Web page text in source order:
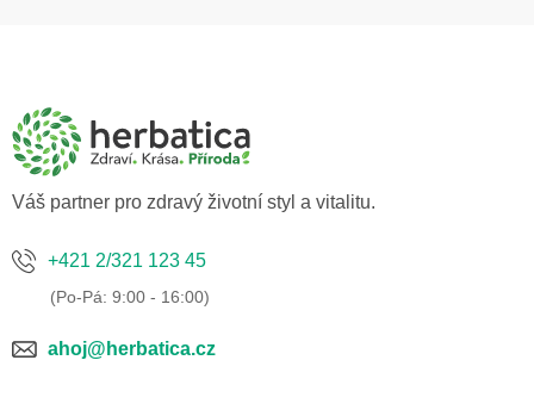
a
Váš partner pro zdravý životní styl a vitalitu.
+421 2/321 123 45
ahoj@herbatica.cz